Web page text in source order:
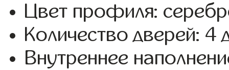
Цвет профиля:
Количество дверей: 4
Внутреннее